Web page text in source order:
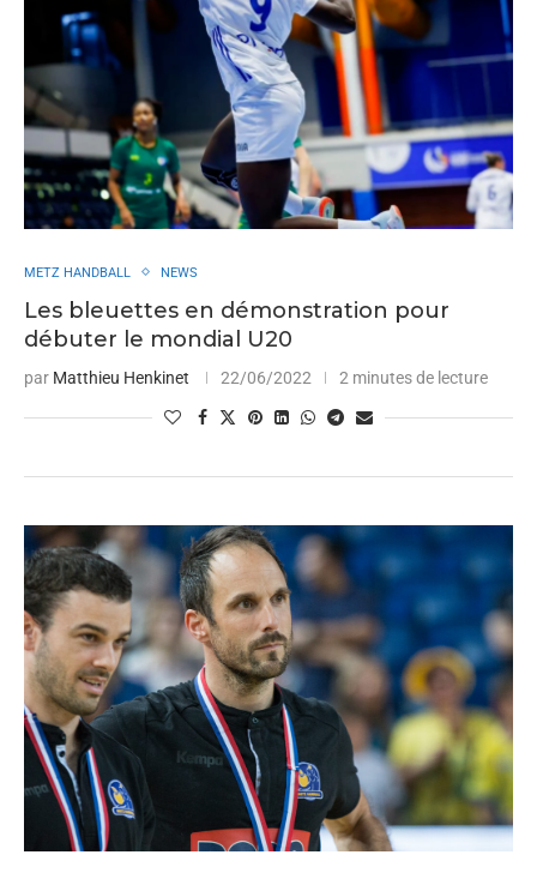
METZ HANDBALL NEWS
Les bleuettes en démonstration pour
débuter le mondial U20
par Matthieu Henkinet 22/06/2022 2 minutes de lecture